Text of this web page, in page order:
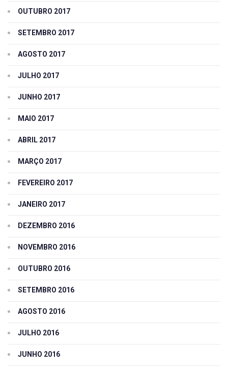
OUTUBRO 2017
SETEMBRO 2017
AGOSTO 2017
JULHO 2017
JUNHO 2017
MAIO 2017
ABRIL 2017
MARÇO 2017
FEVEREIRO 2017
JANEIRO 2017
DEZEMBRO 2016
NOVEMBRO 2016
OUTUBRO 2016
SETEMBRO 2016
AGOSTO 2016
JULHO 2016
JUNHO 2016